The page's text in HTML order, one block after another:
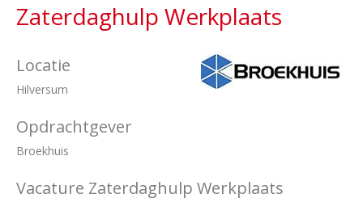
Zaterdaghulp Werkplaats
Locatie
Hilversum
Opdrachtgever
Broekhuis
Vacature Zaterdaghulp Werkplaats